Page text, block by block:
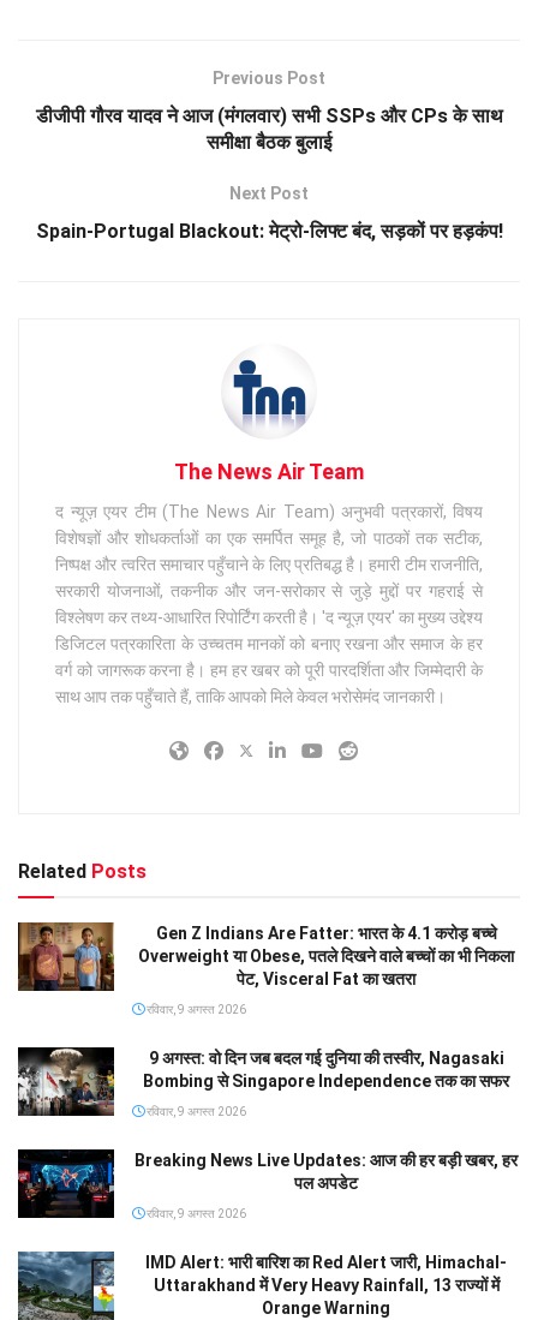
Previous Post
डीजीपी गौरव यादव ने आज (मंगलवार) सभी SSPs और CPs के साथ
समीक्षा बैठक बुलाई
Next Post
Spain-Portugal Blackout: मेट्रो-लिफ्ट बंद, सड़कों पर हड़कंप!
The News Air Team
द न्यूज़ एयर टीम (The News Air Team) अनुभवी पत्रकारों, विषय
विशेषज्ञों और शोधकर्ताओं का एक समर्पित समूह है, जो पाठकों तक सटीक,
निष्पक्ष और त्वरित समाचार पहुँचाने के लिए प्रतिबद्ध है। हमारी टीम राजनीति,
सरकारी योजनाओं, तकनीक और जन-सरोकार से जुड़े मुद्दों पर गहराई से
विश्लेषण कर तथ्य-आधारित रिपोर्टिंग करती है। 'द न्यूज़ एयर' का मुख्य उद्देश्य
डिजिटल पत्रकारिता के उच्चतम मानकों को बनाए रखना और समाज के हर
वर्ग को जागरूक करना है। हम हर खबर को पूरी पारदर्शिता और जिम्मेदारी के
साथ आप तक पहुँचाते हैं, ताकि आपको मिले केवल भरोसेमंद जानकारी।
Related Posts
Gen Z Indians Are Fatter: भारत के 4.1 करोड़ बच्चे
Overweight या Obese, पतले दिखने वाले बच्चों का भी निकला
पेट, Visceral Fat का खतरा
रविवार, 9 अगस्त 2026
9 अगस्त: वो दिन जब बदल गई दुनिया की तस्वीर, Nagasaki
Bombing से Singapore Independence तक का सफर
रविवार, 9 अगस्त 2026
Breaking News Live Updates: आज की हर बड़ी खबर, हर
पल अपडेट
रविवार, 9 अगस्त 2026
IMD Alert: भारी बारिश का Red Alert जारी, Himachal-
Uttarakhand में Very Heavy Rainfall, 13 राज्यों में
Orange Warning